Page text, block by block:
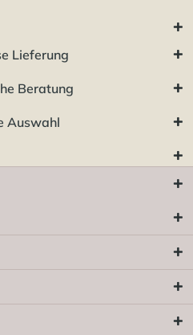
Lieferung
Beratung
Auswahl